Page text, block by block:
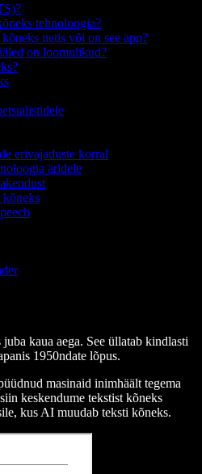
tehnoloogia?
netis või on see äpp?
on loomulikud?
erivajaduste korral
äridele
kõneks
kaua aega. See üllatab kindlasti
1950ndate lõpus.
masinaid inimhäält tegema
keskendume tekstist kõneks
kus AI muudab teksti kõneks.